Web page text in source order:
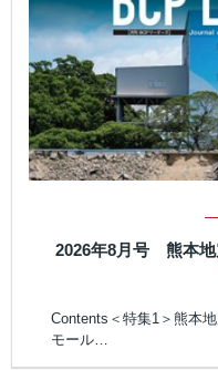
2026年8月号 熊本地
Contents＜特集1＞熊本
モール…